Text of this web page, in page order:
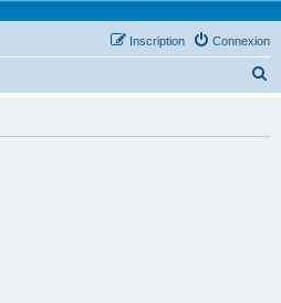
Connexion
Inscription